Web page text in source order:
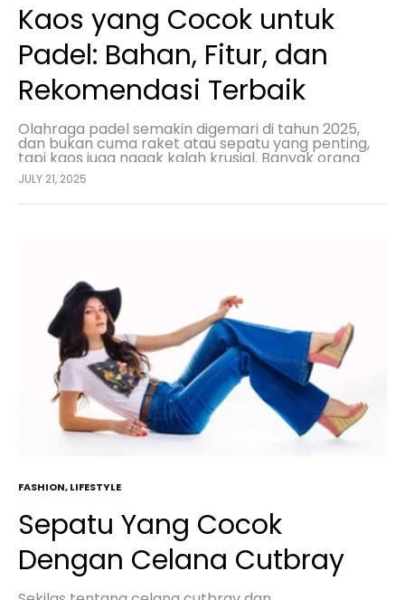
Kaos yang Cocok untuk
Padel: Bahan, Fitur, dan
Rekomendasi Terbaik
Olahraga padel semakin digemari di tahun 2025,
dan bukan cuma raket atau sepatu yang penting,
tapi kaos juga nggak kalah krusial. Banyak orang
berpikir, “Ah, pakai kaos biasa aja cukup…
JULY 21, 2025
FASHION,LIFESTYLE
Sepatu Yang Cocok
Dengan Celana Cutbray